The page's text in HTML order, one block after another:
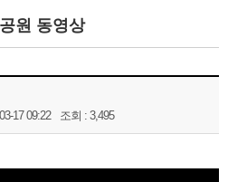
원 동영상
17 09:22 조회 : 3,495